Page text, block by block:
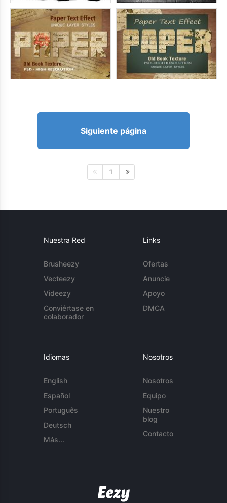
Siguiente página
1
Nuestra Red
Brusheezy
Vecteezy
Videezy
Conviértase en
colaborador
Links
Ofertas
Anuncie
Apoyo
DMCA
Idiomas
English
Español
Português
Deutsch
Más...
Nosotros
Nosotros
Equipo
Nuestro
blog
Contacto